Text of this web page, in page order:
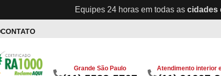
Equipes 24 horas em todas as cidades
CONTATO
Grande São Paulo Atendimento interior